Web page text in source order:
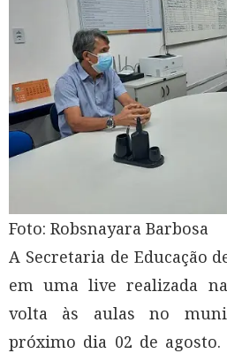
Foto: Robsnayara Barbosa
A Secretaria de Educação
em uma live realizada
volta às aulas no
próximo dia 02 de agosto.